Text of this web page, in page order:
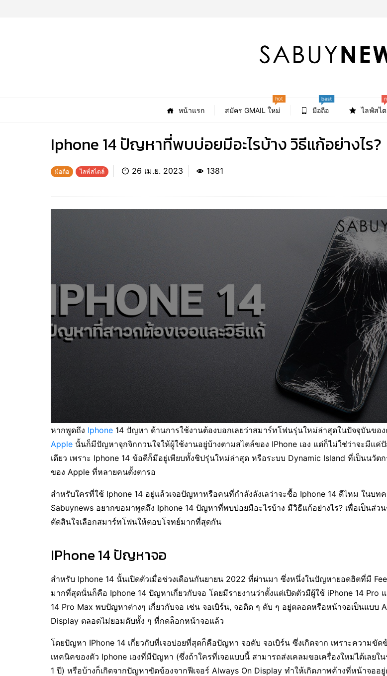
หน้าแรก สมัคร GMAIL ใหม่
hot
มือถือ
best
ไลฟ์สไ
Iphone 14 ปัญหาที่พบบ่อยมีอะไรบ้าง วิธีแก้อย่างไร?
มือถือ ไลฟ์สไตล์ 26 เม.ย. 2023 1381
หากพูดถึง Iphone 14 ปัญหา ด้านการใช้งานต้องบอกเลยว่าสมาร์ทโฟนรุ่นใหม่ล่าสุดในปัจจุบันของ
Apple นั้นก็มีปัญหาจุกจิกกวนใจให้ผู้ใช้งานอยู่บ้างตามสไตล์ของ IPhone เอง แต่ก็ไม่ใช่ว่าจะมีแค่
เดียว เพราะ Iphone 14 ข้อดีก็มีอยู่เพียบทั้งชิปรุ่นใหม่ล่าสุด หรือระบบ Dynamic Island ที่เป็นนวัต
ของ Apple ที่หลายคนตั้งตารอ
สำหรับใครที่ใช้ Iphone 14 อยู่แล้วเจอปัญหาหรือคนที่กำลังลังเลว่าจะซื้อ Iphone 14 ดีไหม ในบท
Sabuynews อยากขอมาพูดถึง Iphone 14 ปัญหาที่พบบ่อยมีอะไรบ้าง มีวิธีแก้อย่างไร? เพื่อเป็นส่
ตัดสินใจเลือกสมาร์ทโฟนให้ตอบโจทย์มากที่สุดกัน
IPhone 14 ปัญหาจอ
สำหรับ Iphone 14 นั้นเปิดตัวเมื่อช่วงเดือนกันยายน 2022 ที่ผ่านมา ซึ่งหนึ่งในปัญหายอดฮิตที่มี
มากที่สุดนั่นก็คือ Iphone 14 ปัญหาเกี่ยวกับจอ โดยมีรายงานว่าตั้งแต่เปิดตัวมีผู้ใช้ iPhone 14 Pro
14 Pro Max พบปัญหาต่างๆ เกี่ยวกับจอ เช่น จอเบิร์น, จอติด ๆ ดับ ๆ อยู่ตลอดหรือหน้าจอเป็นแบบ
Display ตลอดไม่ยอมดับทั้ง ๆ ที่กดล็อกหน้าจอแล้ว
โดยปัญหา IPhone 14 เกี่ยวกับที่เจอบ่อยที่สุดก็คือปัญหา จอดับ จอเบิร์น ซึ่งเกิดจาก เพราะความขัด
เทคนิคของตัว Iphone เองที่มีปัญหา (ซึ่งถ้าใครที่เจอแบบนี้ สามารถส่งเคลมขอเครื่องใหม่ได้เลยใน
1 ปี) หรือบ้างก็เกิดจากปัญหาขัดข้องจากฟีเจอร์ Always On Display ทำให้เกิดภาพค้างที่หน้าจออ